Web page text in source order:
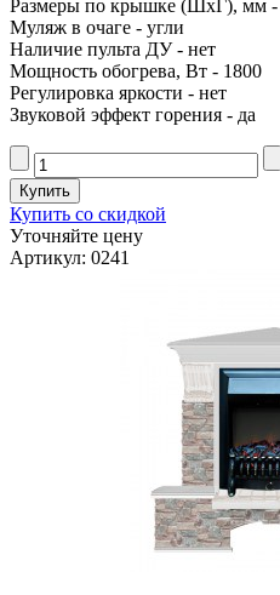
Размеры по крышке (ШxГ), мм -
Муляж в очаге - угли
Наличие пульта ДУ - нет
Мощность обогрева, Вт - 1800
Регулировка яркости - нет
Звуковой эффект горения - да
Купить со скидкой
Уточняйте цену
Артикул: 0241